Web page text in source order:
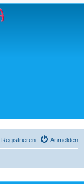
Anmelden
Registrieren